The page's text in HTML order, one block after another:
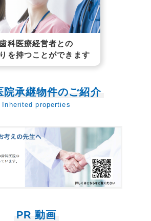
科医療経営者との
を持つことができます
院承継物件のご紹介
Inherited properties
PR 動画